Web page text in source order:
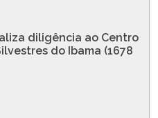
diligência ao Centro
do Ibama (1678